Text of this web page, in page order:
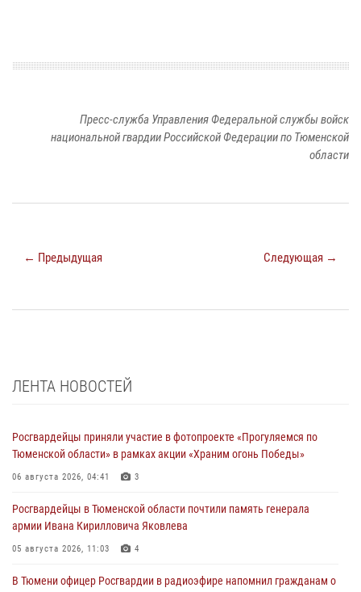
Пресс-служба Управления Федеральной службы войск
национальной гвардии Российской Федерации по Тюменской
области
← Предыдущая Следующая →
ЛЕНТА НОВОСТЕЙ
Росгвардейцы приняли участие в фотопроекте «Прогуляемся по
Тюменской области» в рамках акции «Храним огонь Победы»
06 августа 2026, 04:41 3
Росгвардейцы в Тюменской области почтили память генерала
армии Ивана Кирилловича Яковлева
05 августа 2026, 11:03 4
В Тюмени офицер Росгвардии в радиоэфире напомнил гражданам о